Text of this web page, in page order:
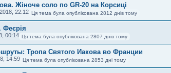
Жіноче соло по GR-20 на Корсиці
22:12 Ця тема була опублікована 2812 днів тому
Феєрія
00:14 Ця тема була опублікована 2807 днів тому
Тропа Святого Иакова во Франции
14:59 Ця тема була опублікована 2853 дні тому